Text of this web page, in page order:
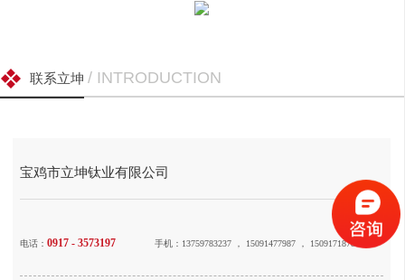
联系立坤 / INTRODUCTION
宝鸡市立坤钛业有限公司
电话： 0917 - 3573197 手机：13759783237 ， 15091477987 ， 15091718781